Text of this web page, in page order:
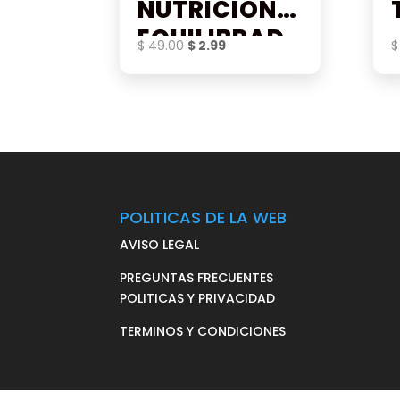
NUTRICIÓN
EQUILIBRAD
A
$49.00 El
$ 2.99El
$
POLITICAS DE LA WEB
AVISO LEGAL
PREGUNTAS FRECUENTES
POLITICAS Y PRIVACIDAD
TERMINOS Y CONDICIONES